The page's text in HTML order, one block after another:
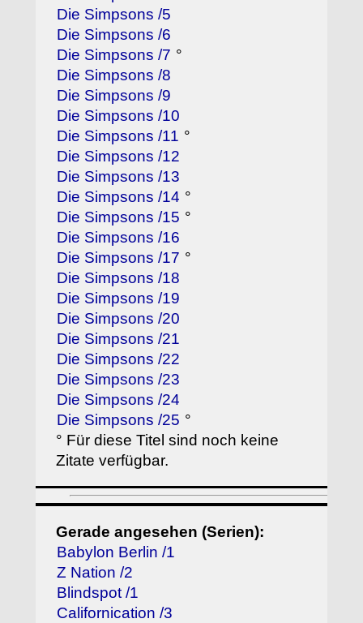
Die Simpsons /5
Die Simpsons /6
Die Simpsons /7 °
Die Simpsons /8
Die Simpsons /9
Die Simpsons /10
Die Simpsons /11 °
Die Simpsons /12
Die Simpsons /13
Die Simpsons /14 °
Die Simpsons /15 °
Die Simpsons /16
Die Simpsons /17 °
Die Simpsons /18
Die Simpsons /19
Die Simpsons /20
Die Simpsons /21
Die Simpsons /22
Die Simpsons /23
Die Simpsons /24
Die Simpsons /25 °
° Für diese Titel sind noch keine
Zitate verfügbar.
Gerade angesehen (Serien):
Babylon Berlin /1
Z Nation /2
Blindspot /1
Californication /3